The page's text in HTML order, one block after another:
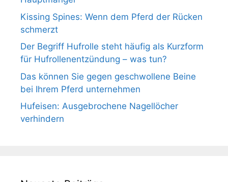
Kissing Spines: Wenn dem Pferd der Rücken
schmerzt
Der Begriff Hufrolle steht häufig als Kurzform
für Hufrollenentzündung – was tun?
Das können Sie gegen geschwollene Beine
bei Ihrem Pferd unternehmen
Hufeisen: Ausgebrochene Nagellöcher
verhindern